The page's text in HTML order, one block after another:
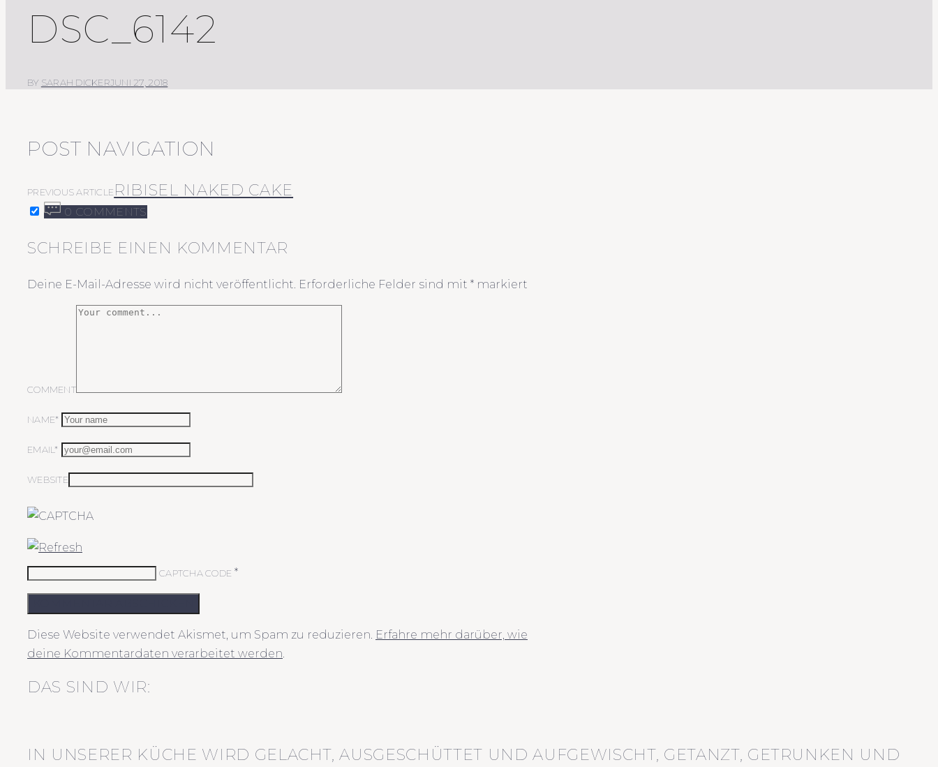
DSC_6142
BY SARAH DICKERJUNI 27, 2018
POST NAVIGATION
PREVIOUS ARTICLE RIBISEL NAKED CAKE
0 COMMENTS
SCHREIBE EINEN KOMMENTAR
Deine E-Mail-Adresse wird nicht veröffentlicht. Erforderliche Felder sind mit * markiert
COMMENT
NAME*
EMAIL*
WEBSITE
CAPTCHA CODE *
Diese Website verwendet Akismet, um Spam zu reduzieren. Erfahre mehr darüber, wie
deine Kommentardaten verarbeitet werden.
DAS SIND WIR:
IN UNSERER KÜCHE WIRD GELACHT, AUSGESCHÜTTET UND AUFGEWISCHT, GETANZT, GETRUNKEN UND